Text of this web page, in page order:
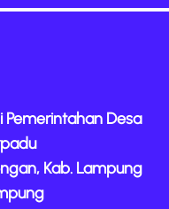
Pemerintahan Desa
Kab. Lampung